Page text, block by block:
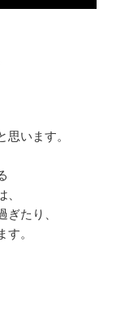
います。
たり、
。